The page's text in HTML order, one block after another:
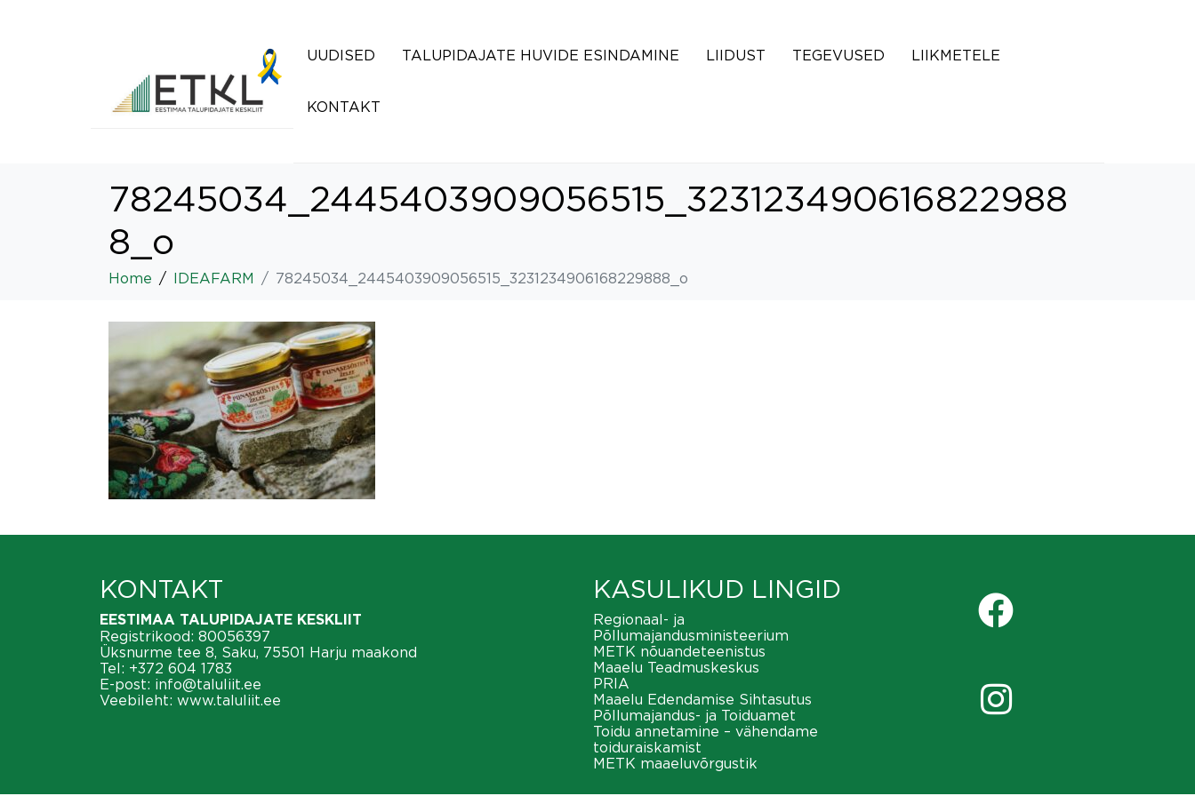
UUDISED TALUPIDAJATE HUVIDE ESINDAMINE LIIDUST TEGEVUSED LIIKMETELE
KONTAKT
78245034_2445403909056515_323123490616822988
8_o
Home IDEAFARM 78245034_2445403909056515_3231234906168229888_o
KONTAKT
EESTIMAA TALUPIDAJATE KESKLIIT
Registrikood: 80056397
Üksnurme tee 8, Saku, 75501 Harju maakond
Tel: +372 604 1783
E-post: info@taluliit.ee
Veebileht: www.taluliit.ee
KASULIKUD LINGID
Regionaal- ja
Põllumajandusministeerium
METK nõuandeteenistus
Maaelu Teadmuskeskus
PRIA
Maaelu Edendamise Sihtasutus
Põllumajandus- ja Toiduamet
Toidu annetamine – vähendame
toiduraiskamist
METK maaeluvõrgustik